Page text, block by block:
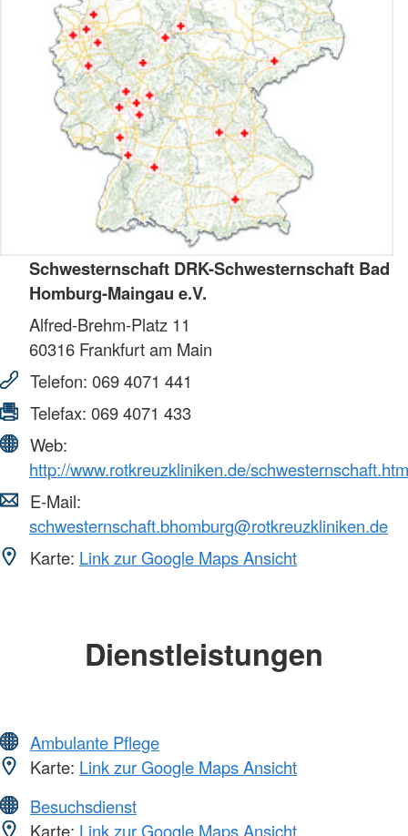
Schwesternschaft DRK-Schwesternschaft Bad
Homburg-Maingau e.V.
Alfred-Brehm-Platz 11
60316 Frankfurt am Main
Telefon: 069 4071 441
Telefax: 069 4071 433
Web:
http://www.rotkreuzkliniken.de/
E-Mail:
schwesternschaft.bhomburg@rotkreuzkliniken.de
Karte: Link zur Google Maps Ansicht
Dienstleistungen
Ambulante Pflege
Karte: Link zur Google Maps Ansicht
Besuchsdienst
Karte: Link zur Google Maps Ansicht